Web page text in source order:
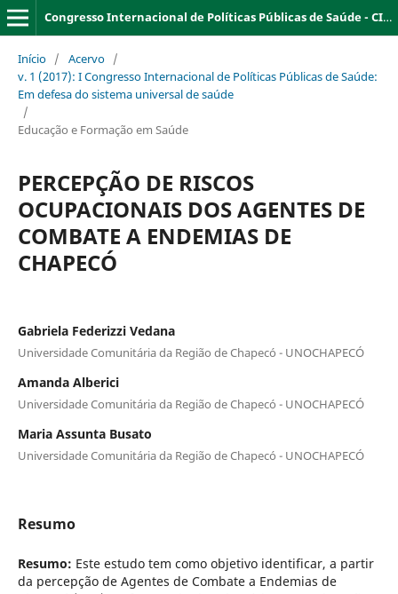
Congresso Internacional de Políticas Públicas de Saúde - CIPPS
Início / Acervo /
v. 1 (2017): I Congresso Internacional de Políticas Públicas de Saúde:
Em defesa do sistema universal de saúde
/
Educação e Formação em Saúde
PERCEPÇÃO DE RISCOS
OCUPACIONAIS DOS AGENTES DE
COMBATE A ENDEMIAS DE
CHAPECÓ
Gabriela Federizzi Vedana
Universidade Comunitária da Região de Chapecó - UNOCHAPECÓ
Amanda Alberici
Universidade Comunitária da Região de Chapecó - UNOCHAPECÓ
Maria Assunta Busato
Universidade Comunitária da Região de Chapecó - UNOCHAPECÓ
Resumo
Resumo: Este estudo tem como objetivo identificar, a partir
da percepção de Agentes de Combate a Endemias de